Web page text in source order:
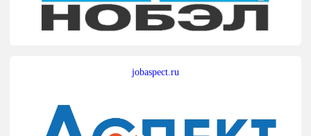
jobaspect.ru